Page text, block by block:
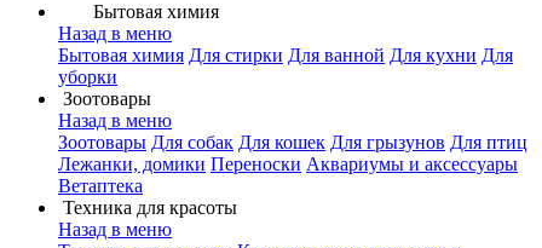
Бытовая химия
Назад в меню
Бытовая химия Для стирки Для ванной Для кухни Для
уборки
Зоотовары
Назад в меню
Зоотовары Для собак Для кошек Для грызунов Для птиц
Лежанки, домики Переноски Аквариумы и аксессуары
Ветаптека
Техника для красоты
Назад в меню